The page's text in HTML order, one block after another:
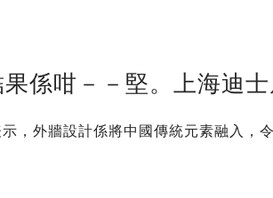
果係咁－－堅。上海迪
，外牆設計係將中國傳統元素融入，